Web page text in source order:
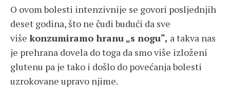
O ovom bolesti intenzivnije se govori posljednjih
deset godina, što ne čudi budući da sve
više konzumiramo hranu „s nogu“, a takva nas
je prehrana dovela do toga da smo više izloženi
glutenu pa je tako i došlo do povećanja bolesti
uzrokovane upravo njime.